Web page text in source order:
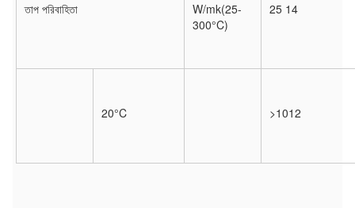
তাপ পরিবাহিতা
W/mk(25-
300°C)
25 14
20°C >1012